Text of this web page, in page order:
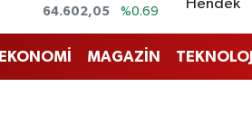
47,6006
%0.06
55,0250
%0.02
STERLİN
64,2398
%0.2
Hendek
EKONOMİ MAGAZİN TEKNOLOJİ